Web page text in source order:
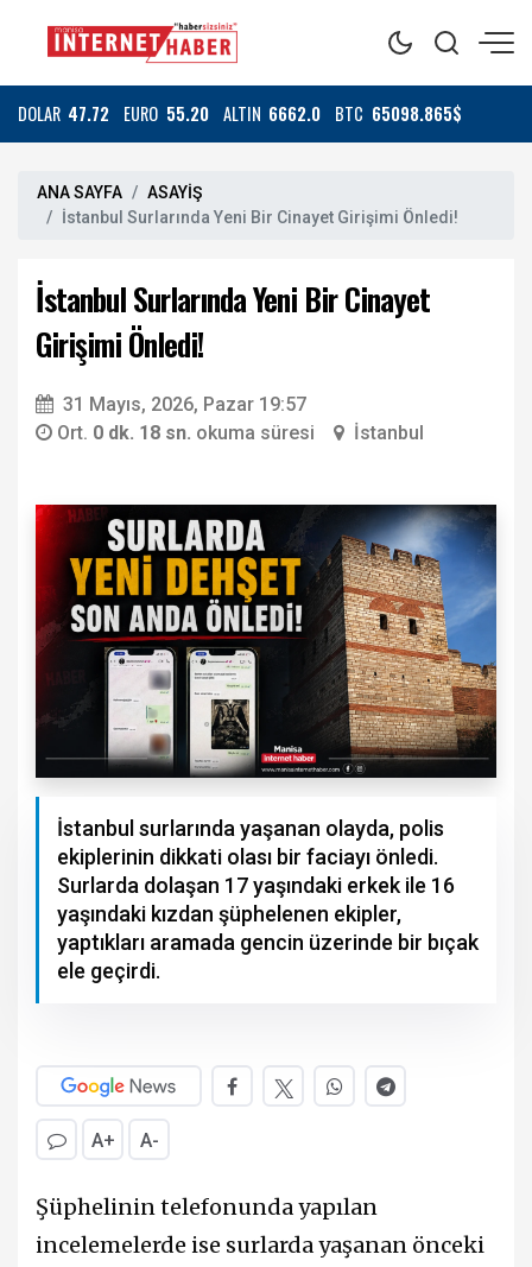
DOLAR 47.72 EURO 55.20 ALTIN 6662.0 BTC 65098.865$
ANA SAYFA
ASAYİŞ
İstanbul Surlarında Yeni Bir Cinayet Girişimi Önledi!
İstanbul Surlarında Yeni Bir Cinayet
Girişimi Önledi!
31 Mayıs, 2026, Pazar 19:57
Ort. 0 dk. 18 sn. okuma süresi İstanbul
İstanbul surlarında yaşanan olayda, polis
ekiplerinin dikkati olası bir faciayı önledi.
Surlarda dolaşan 17 yaşındaki erkek ile 16
yaşındaki kızdan şüphelenen ekipler,
yaptıkları aramada gencin üzerinde bir bıçak
ele geçirdi.
A+ A-
Şüphelinin telefonunda yapılan
incelemelerde ise surlarda yaşanan önceki